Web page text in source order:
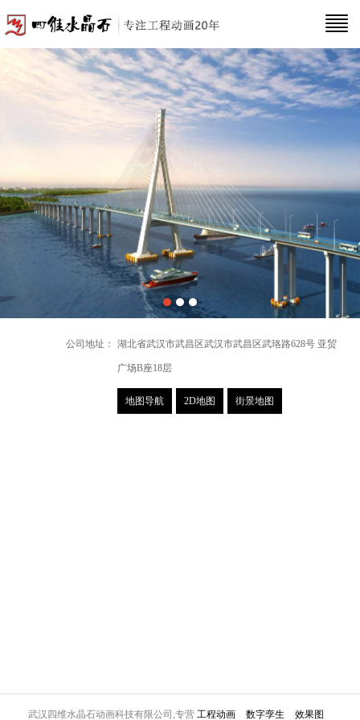
公司地址： 湖北省武汉市武昌区武汉市武昌区武珞路628号 亚贸
广场B座18层
地图导航 2D地图 街景地图
武汉四维水晶石动画科技有限公司,专营 工程动画 数字孪生 效果图